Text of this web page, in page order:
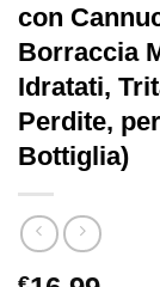
con
Borraccia
Idratati,
Perdite,
Bottiglia)